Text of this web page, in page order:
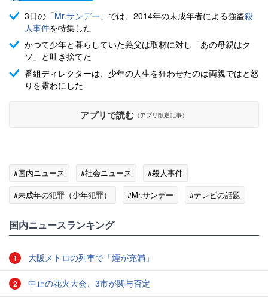
3日の「Mr.サンデー 」では、2014年の未成年者による強盗殺
人事件を特集した
かつて少年と暮らしていた義父は取材に対し「あの母親はク
ソ」と吐き捨てた
番組ディレクターは、少年の人生を狂わせたのは両親ではと怒
りを露わにした
アプリで読む （アプリ限定記事）
#国内ニュース #社会ニュース
#殺人事件
#未成年の犯罪（少年犯罪）
#Mr.サンデー #テレビの話題
国内ニュースランキング
1 大阪メトロの列車で「煙が充満」
2 中止の花火大会、3市が関与否定